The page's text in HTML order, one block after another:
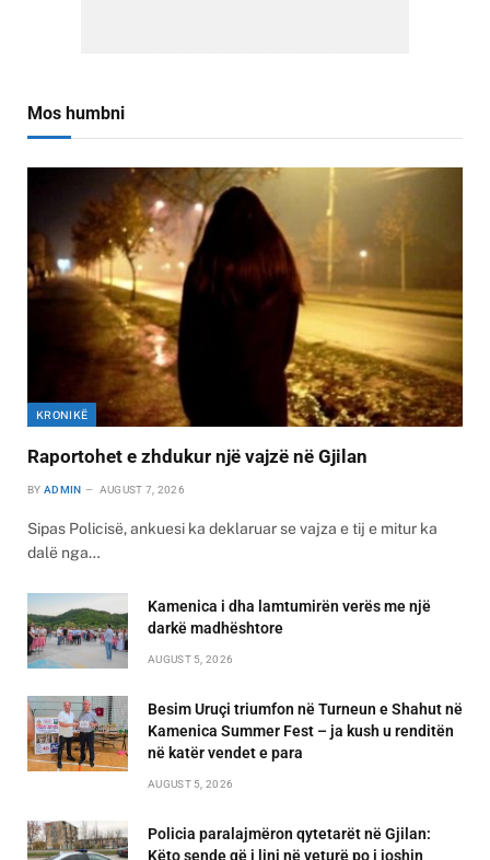
Mos humbni
KRONIKË
Raportohet e zhdukur një vajzë në Gjilan
BY ADMIN AUGUST 7, 2026
Sipas Policisë, ankuesi ka deklaruar se vajza e tij e mitur ka
dalë nga…
Kamenica i dha lamtumirën verës me një
darkë madhështore
AUGUST 5, 2026
Besim Uruçi triumfon në Turneun e Shahut në
Kamenica Summer Fest – ja kush u renditën
në katër vendet e para
AUGUST 5, 2026
Policia paralajmëron qytetarët në Gjilan:
Këto sende që i lini në veturë po i joshin